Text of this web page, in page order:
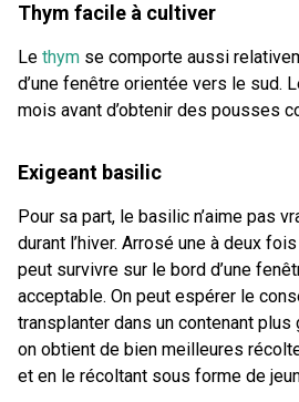
Thym facile à cultiver
Le thym se comporte aussi
d’une fenêtre orientée vers le sud.
mois avant d’obtenir des pousses
Exigeant basilic
Pour sa part, le basilic n’aime pas
durant l’hiver. Arrosé une à deux
peut survivre sur le bord d’une
acceptable. On peut espérer le
transplanter dans un contenant plus
on obtient de bien meilleures
et en le récoltant sous forme de